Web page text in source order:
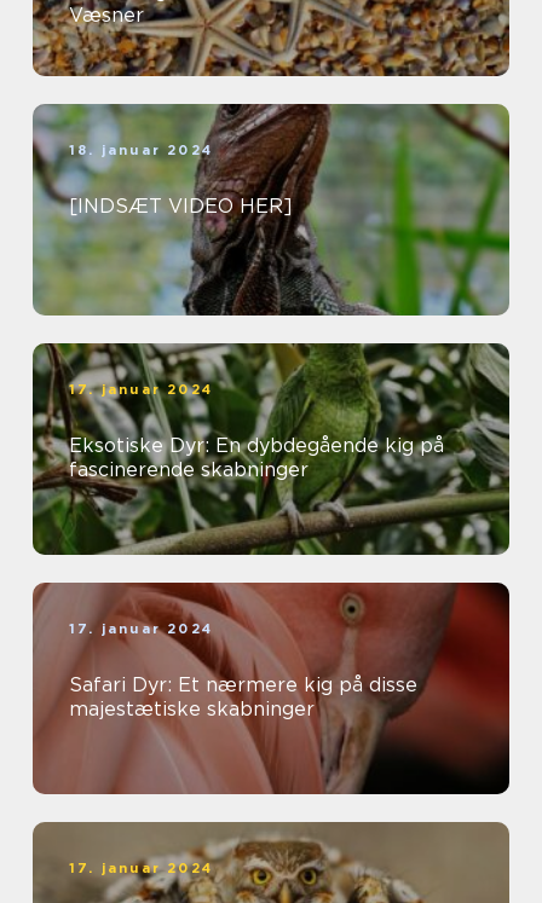
Væsner
18. januar 2024
[INDSÆT VIDEO HER]
17. januar 2024
Eksotiske Dyr: En dybdegående kig på
fascinerende skabninger
17. januar 2024
Safari Dyr: Et nærmere kig på disse
majestætiske skabninger
17. januar 2024